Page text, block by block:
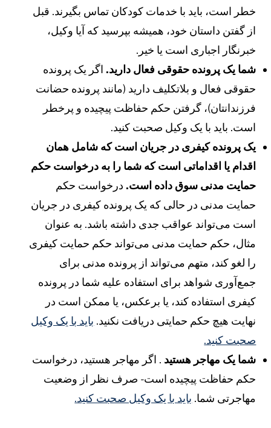
خطر است، باید با خدمات کودکان تماس بگیرند. قبل
از گفتن داستان خود، همیشه بپرسید که آیا وکیل،
خبرنگار اجباری است یا خیر.
شما یک پرونده حقوقی فعال دارید.اگر یک پرونده
حقوقی فعال و بلاتکلیف دارید (مانند پرونده حضانت
فرزندانتان)، گرفتن حکم حفاظت پیچیده و پرخطر
است. باید با یک وکیل صحبت کنید.
یک پرونده کیفری در جریان است که شامل همان
اقدام یا اقداماتی است که شما را به درخواست حکم
حمایت مدنی سوق داده است.درخواست حکم
حمایت مدنی در حالی که یک پرونده کیفری در جریان
است می‌تواند عواقب جدی داشته باشد. به عنوان
مثال، حکم حمایت مدنی می‌تواند حکم حمایت کیفری
را لغو کند، متهم می‌تواند از پرونده مدنی برای
جمع‌آوری شواهد برای استفاده علیه شما در پرونده
کیفری استفاده کند، یا برعکس، یا ممکن است در
نهایت هیچ حکم حمایتی دریافت نکنید.باید با یک وکیل
صحبت کنید.
شما یک مهاجر هستید. اگر مهاجر هستید، درخواست
حکم حفاظت پیچیده است - صرف نظر از وضعیت
مهاجرتی شما.باید با یک وکیل صحبت کنید.